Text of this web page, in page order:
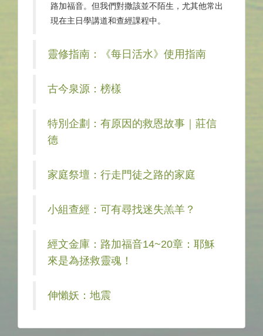
路加福音。但我們對撒該並不陌生，尤其他常出
現在主日學講道和查經課程中。
靈修指南：《每日活水》使用指南
古今泉源：榜樣
特別企劃：有原因的救恩故事｜莊信
德
家庭祭壇：行走門徒之路的家庭
小組查經：可有尋找迷失羔羊？
經文金庫：路加福音14~20章：耶穌
來是為拯救靈魂！
伸懶妖：地震